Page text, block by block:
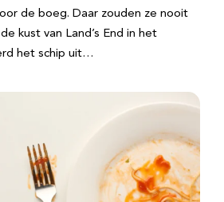
de boeg. Daar zouden ze nooit
kust van Land’s End in het
het schip uit…